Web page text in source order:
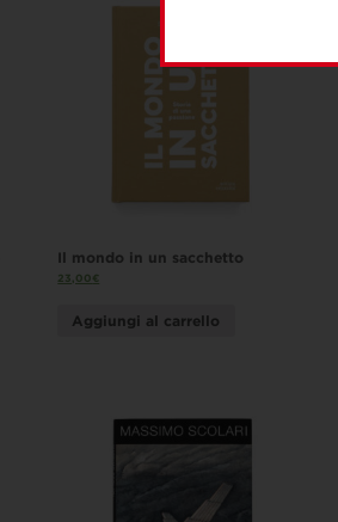
Il mondo in un sacchetto
23,00€
Aggiungi al carrello